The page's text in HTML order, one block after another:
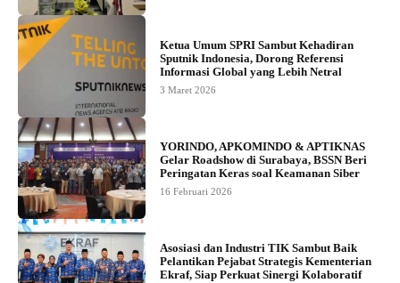
Ketua Umum SPRI Sambut Kehadiran
Sputnik Indonesia, Dorong Referensi
Informasi Global yang Lebih Netral
3 Maret 2026
YORINDO, APKOMINDO & APTIKNAS
Gelar Roadshow di Surabaya, BSSN Beri
Peringatan Keras soal Keamanan Siber
16 Februari 2026
Asosiasi dan Industri TIK Sambut Baik
Pelantikan Pejabat Strategis Kementerian
Ekraf, Siap Perkuat Sinergi Kolaboratif